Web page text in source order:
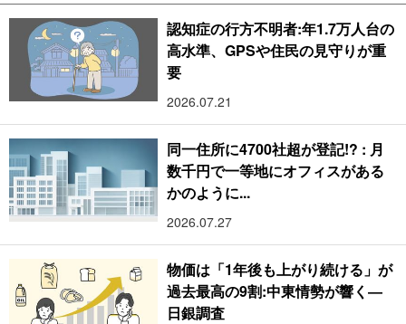
認知症の行方不明者:年1.7万人台の
高水準、GPSや住民の見守りが重
要
2026.07.21
同一住所に4700社超が登記!? : 月
数千円で一等地にオフィスがある
かのように...
2026.07.27
物価は「1年後も上がり続ける」が
過去最高の9割:中東情勢が響く―
日銀調査